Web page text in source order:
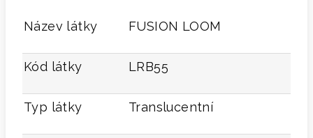
Název látky FUSION LOOM
Kód látky LRB55
Typ látky Translucentní